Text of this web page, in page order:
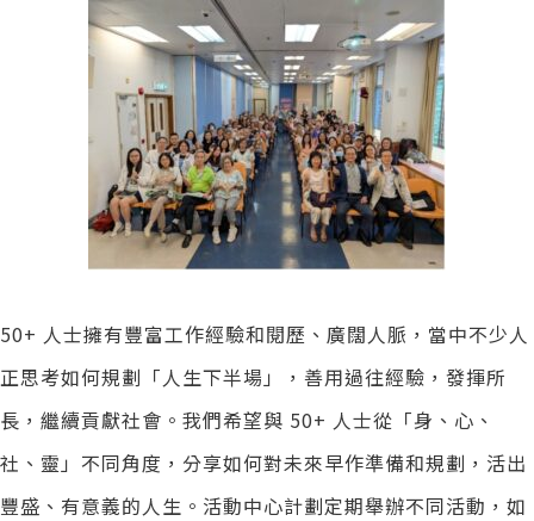
50+ 人士擁有豐富工作經驗和閱歷、廣闊人脈，當中不少人
正思考如何規劃「人生下半場」，善用過往經驗，發揮所
長，繼續貢獻社會。我們希望與 50+ 人士從「身、心、
社、靈」不同角度，分享如何對未來早作準備和規劃，活出
豐盛、有意義的人生。活動中心計劃定期舉辦不同活動，如